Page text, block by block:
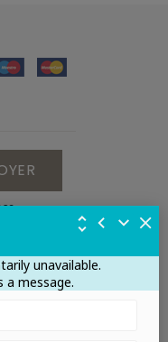
unavailable.
a message.